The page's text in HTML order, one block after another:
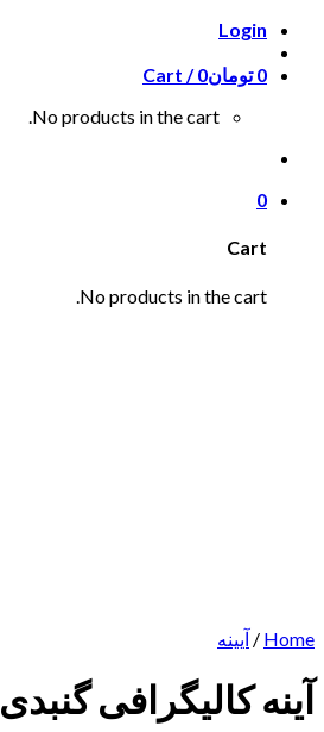
Login
Cart /
تومان0
0
No products in the cart.
0
Cart
No products in the cart.
Home
/ آیینه
آینه کالیگرافی گنبدی